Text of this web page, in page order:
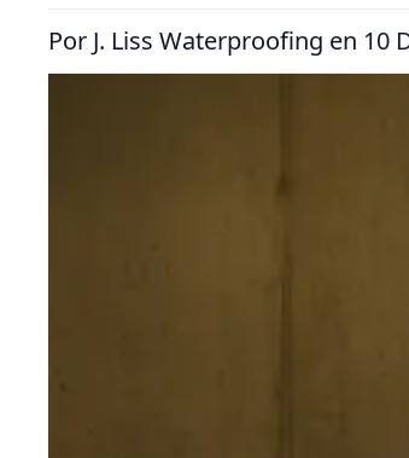
Por J. Liss Waterproofing en 10